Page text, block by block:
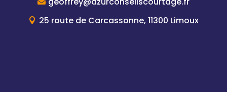
25 route de Carcassonne, 11300 Limoux